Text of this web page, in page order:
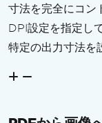
寸法を完全にコン
DPI設定を指定し
特定の出力寸法を